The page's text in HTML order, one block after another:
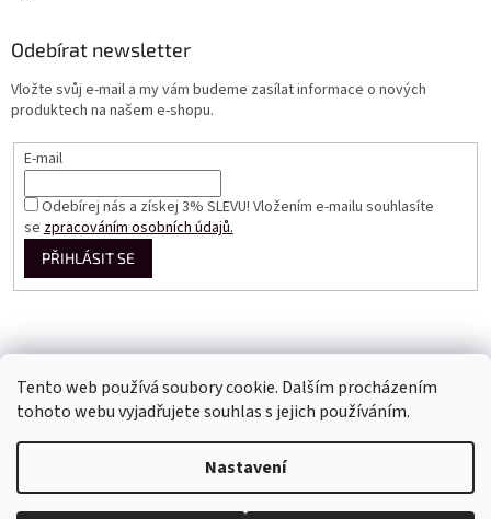
Tento web používá soubory cookie. Dalším procházením
tohoto webu vyjadřujete souhlas s jejich používáním.
Nastavení
Odebírat newsletter
Vložte svůj e-mail a my vám budeme zasílat informace o nových
produktech na našem e-shopu.
E-mail
Odebírej nás a získej 3% SLEVU! Vložením e-mailu souhlasíte
sezpracováním osobních údajů.
PŘIHLÁSIT SE